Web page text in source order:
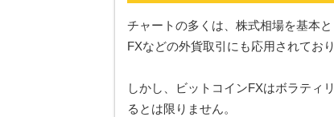
チャートの多くは、株式相場を基本
FXなどの外貨取引にも応用されてお
しかし、ビットコインFXはボラティ
るとは限りません。